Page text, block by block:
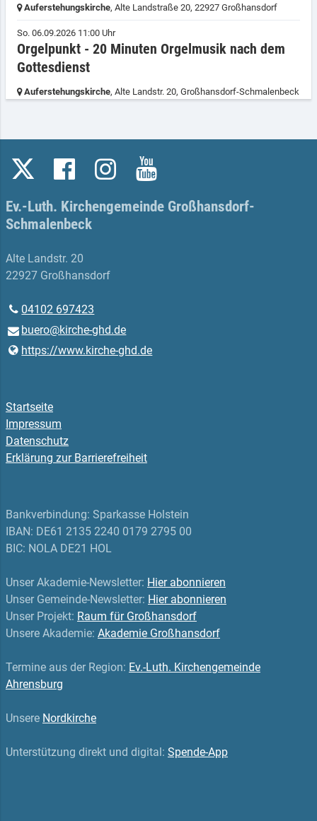
Auferstehungskirche, Alte Landstraße 20, 22927 Großhansdorf
So. 06.09.2026 11:00 Uhr
Orgelpunkt - 20 Minuten Orgelmusik nach dem
Gottesdienst
Auferstehungskirche, Alte Landstr. 20, Großhansdorf-Schmalenbeck
Ev.-Luth. Kirchengemeinde Großhansdorf-
Schmalenbeck
Alte Landstr. 20
22927 Großhansdorf
04102 697423
buero@​kirche-ghd.​de
https://www.​kirche-ghd.​de
Startseite
Impressum
Datenschutz
Erklärung zur Barrierefreiheit
Bankverbindung: Sparkasse Holstein
IBAN: DE61 2135 2240 0179 2795 00
BIC: NOLA DE21 HOL
Unser Akademie-Newsletter: Hier abonnieren
Unser Gemeinde-Newsletter: Hier abonnieren
Unser Projekt: Raum für Großhansdorf
Unsere Akademie: Akademie Großhansdorf
Termine aus der Region: Ev.-Luth. Kirchengemeinde
Ahrensburg
Unsere Nordkirche
Unterstützung direkt und digital: Spende-App